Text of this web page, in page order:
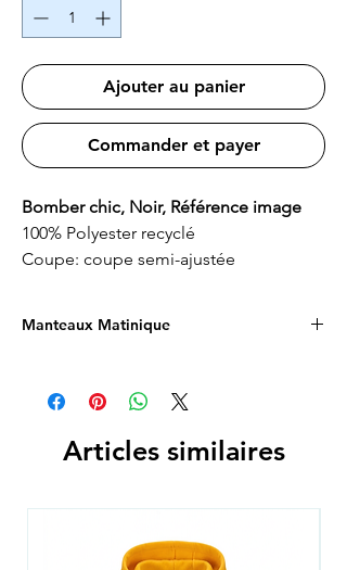
Ajouter au panier
Commander et payer
Bomber chic, Noir, Référence image
100% Polyester recyclé
Coupe: coupe semi-ajustée
Manteaux Matinique
Articles similaires